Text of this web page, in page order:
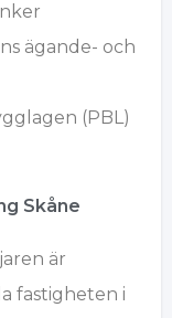
ägande- och
(PBL)
Skåne
är
fastigheten i